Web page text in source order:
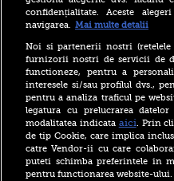
din
fost
îi
confidențialitate. Aceste
navigarea. Mai multe detalii
Noi si partenerii nostri
furnizorii nostri de servicii de
functioneze, pentru a
interesele si/sau profilul dvs.,
pentru a analiza traficul pe
legatura cu prelucrarea
modalitatea indicata aici. Prin
de tip Cookie, care implica
catre Vendor-ii cu care
puteti schimba preferintele in
pentru functionarea website-ului.